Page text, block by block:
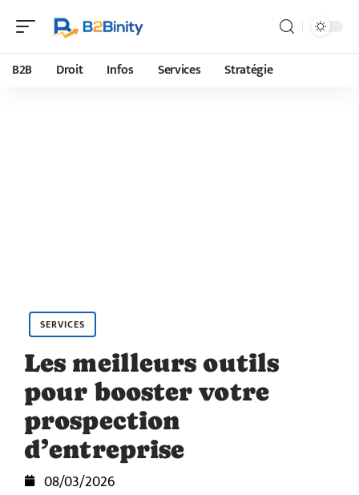
B2B Droit Infos Services Stratégie
SERVICES
Les meilleurs outils
pour booster votre
prospection
d’entreprise
08/03/2026